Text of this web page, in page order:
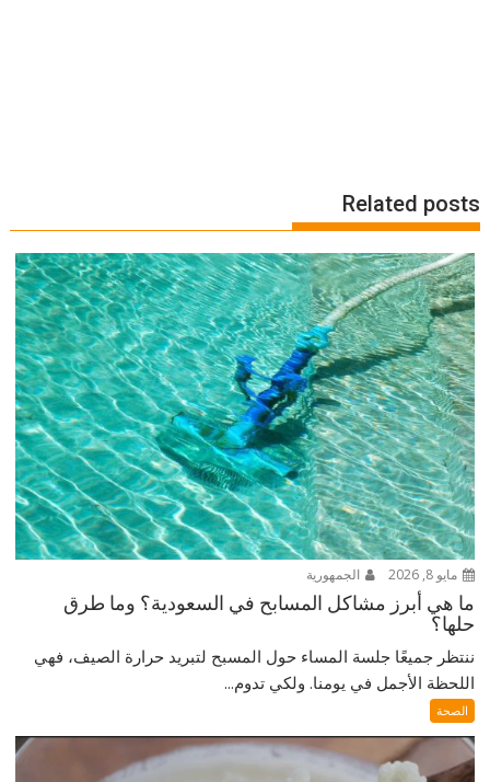
Related posts
مايو 8, 2026 الجمهورية
ما هي أبرز مشاكل المسابح في السعودية؟ وما طرق
حلها؟
ننتظر جميعًا جلسة المساء حول المسبح لتبريد حرارة الصيف، فهي
اللحظة الأجمل في يومنا. ولكي تدوم...
الصحة